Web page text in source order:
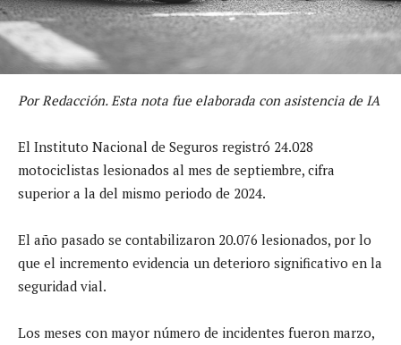
Por Redacción. Esta nota fue elaborada con asistencia de IA
El Instituto Nacional de Seguros registró 24.028
motociclistas lesionados al mes de septiembre, cifra
superior a la del mismo periodo de 2024.
El año pasado se contabilizaron 20.076 lesionados, por lo
que el incremento evidencia un deterioro significativo en la
seguridad vial.
Los meses con mayor número de incidentes fueron marzo,